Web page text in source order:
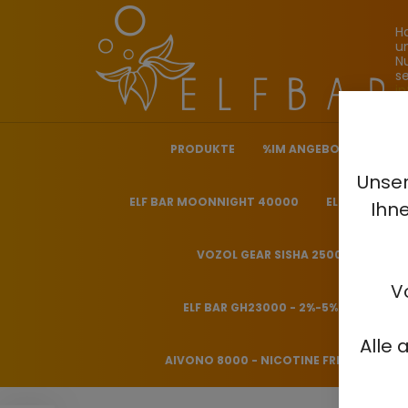
Alle
PRODUKTE %IM ANGEBOT%
ELF BAR MOONNIGHT 40000 ELF BAR
VOZOL GEAR SISHA 25000 - 0.5%
ELF BAR GH23000 - 2%-5%
AIVONO 8000 - NICOTINE FREE 0%